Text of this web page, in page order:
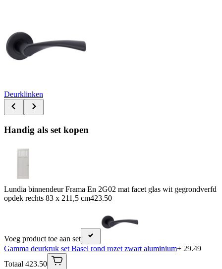
Deurklinken
Handig als set kopen
Lundia binnendeur Frama En 2G02 mat facet glas wit gegrondverfd
opdek rechts 83 x 211,5 cm423.50
Voeg product toe aan set
Gamma deurkruk set Basel rond rozet zwart aluminium+ 29.49
Totaal 423.50